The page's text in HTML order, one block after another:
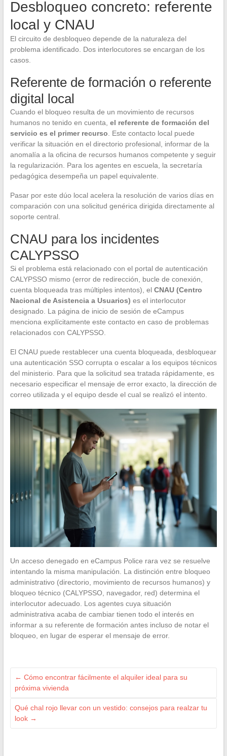
Desbloqueo concreto: referente
local y CNAU
El circuito de desbloqueo depende de la naturaleza del
problema identificado. Dos interlocutores se encargan de los
casos.
Referente de formación o referente
digital local
Cuando el bloqueo resulta de un movimiento de recursos
humanos no tenido en cuenta, el referente de formación del
servicio es el primer recurso . Este contacto local puede
verificar la situación en el directorio profesional, informar de la
anomalía a la oficina de recursos humanos competente y seguir
la regularización. Para los agentes en escuela, la secretaría
pedagógica desempeña un papel equivalente.
Pasar por este dúo local acelera la resolución de varios días en
comparación con una solicitud genérica dirigida directamente al
soporte central.
CNAU para los incidentes
CALYPSSO
Si el problema está relacionado con el portal de autenticación
CALYPSSO mismo (error de redirección, bucle de conexión,
cuenta bloqueada tras múltiples intentos), el CNAU (Centro
Nacional de Asistencia a Usuarios) es el interlocutor
designado. La página de inicio de sesión de eCampus
menciona explícitamente este contacto en caso de problemas
relacionados con CALYPSSO.
El CNAU puede restablecer una cuenta bloqueada, desbloquear
una autenticación SSO corrupta o escalar a los equipos técnicos
del ministerio. Para que la solicitud sea tratada rápidamente, es
necesario especificar el mensaje de error exacto, la dirección de
correo utilizada y el equipo desde el cual se realizó el intento.
Un acceso denegado en eCampus Police rara vez se resuelve
intentando la misma manipulación. La distinción entre bloqueo
administrativo (directorio, movimiento de recursos humanos) y
bloqueo técnico (CALYPSSO, navegador, red) determina el
interlocutor adecuado. Los agentes cuya situación
administrativa acaba de cambiar tienen todo el interés en
informar a su referente de formación antes incluso de notar el
bloqueo, en lugar de esperar el mensaje de error.
← Cómo encontrar fácilmente el alquiler ideal para su
próxima vivienda
Qué chal rojo llevar con un vestido: consejos para realzar tu
look →